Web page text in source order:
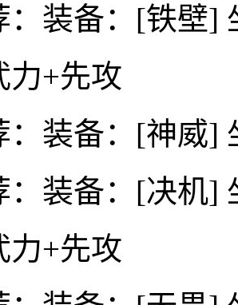
：装备：[铁壁]
力+先攻
：装备：[神威]
：装备：[决机]
力+先攻